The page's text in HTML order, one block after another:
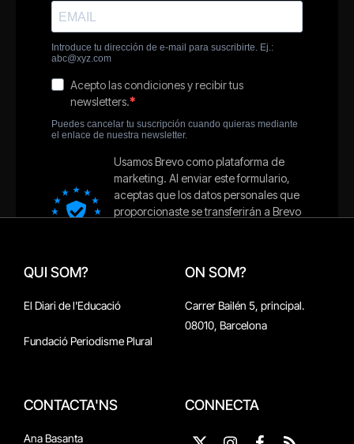
QUI SOM?
El Diari de l'Educació
Fundació Periodisme Plural
ON SOM?
Carrer Bailén 5, principal.
08010, Barcelona
CONTACTA'NS
Ana Basanta
CONNECTA